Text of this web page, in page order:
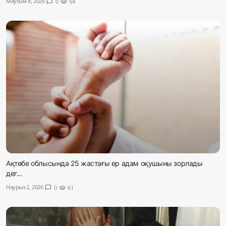
Жаңалықтар
Қоғам
Әлем
Журналистік зерттеу
Қазақ тілі
chat_bubble visibility
Ақтөбе облысында 25 жастағы ер адам оқушыны зорлады
дег...
Наурыз 2, 2026 chat_bubble 0 visibility 61